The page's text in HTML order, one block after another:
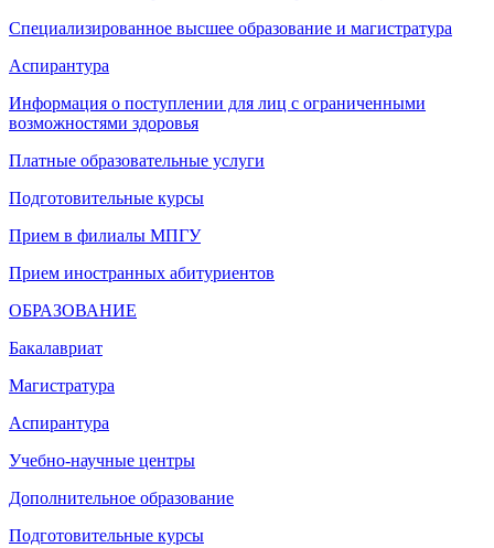
Специализированное высшее образование и магистратура
Аспирантура
Информация о поступлении для лиц с ограниченными
возможностями здоровья
Платные образовательные услуги
Подготовительные курсы
Прием в филиалы МПГУ
Прием иностранных абитуриентов
ОБРАЗОВАНИЕ
Бакалавриат
Магистратура
Аспирантура
Учебно-научные центры
Дополнительное образование
Подготовительные курсы